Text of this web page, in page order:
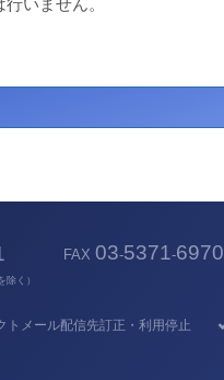
く）
FAX 03-5371-6970
トメール配信先訂正・利用停止